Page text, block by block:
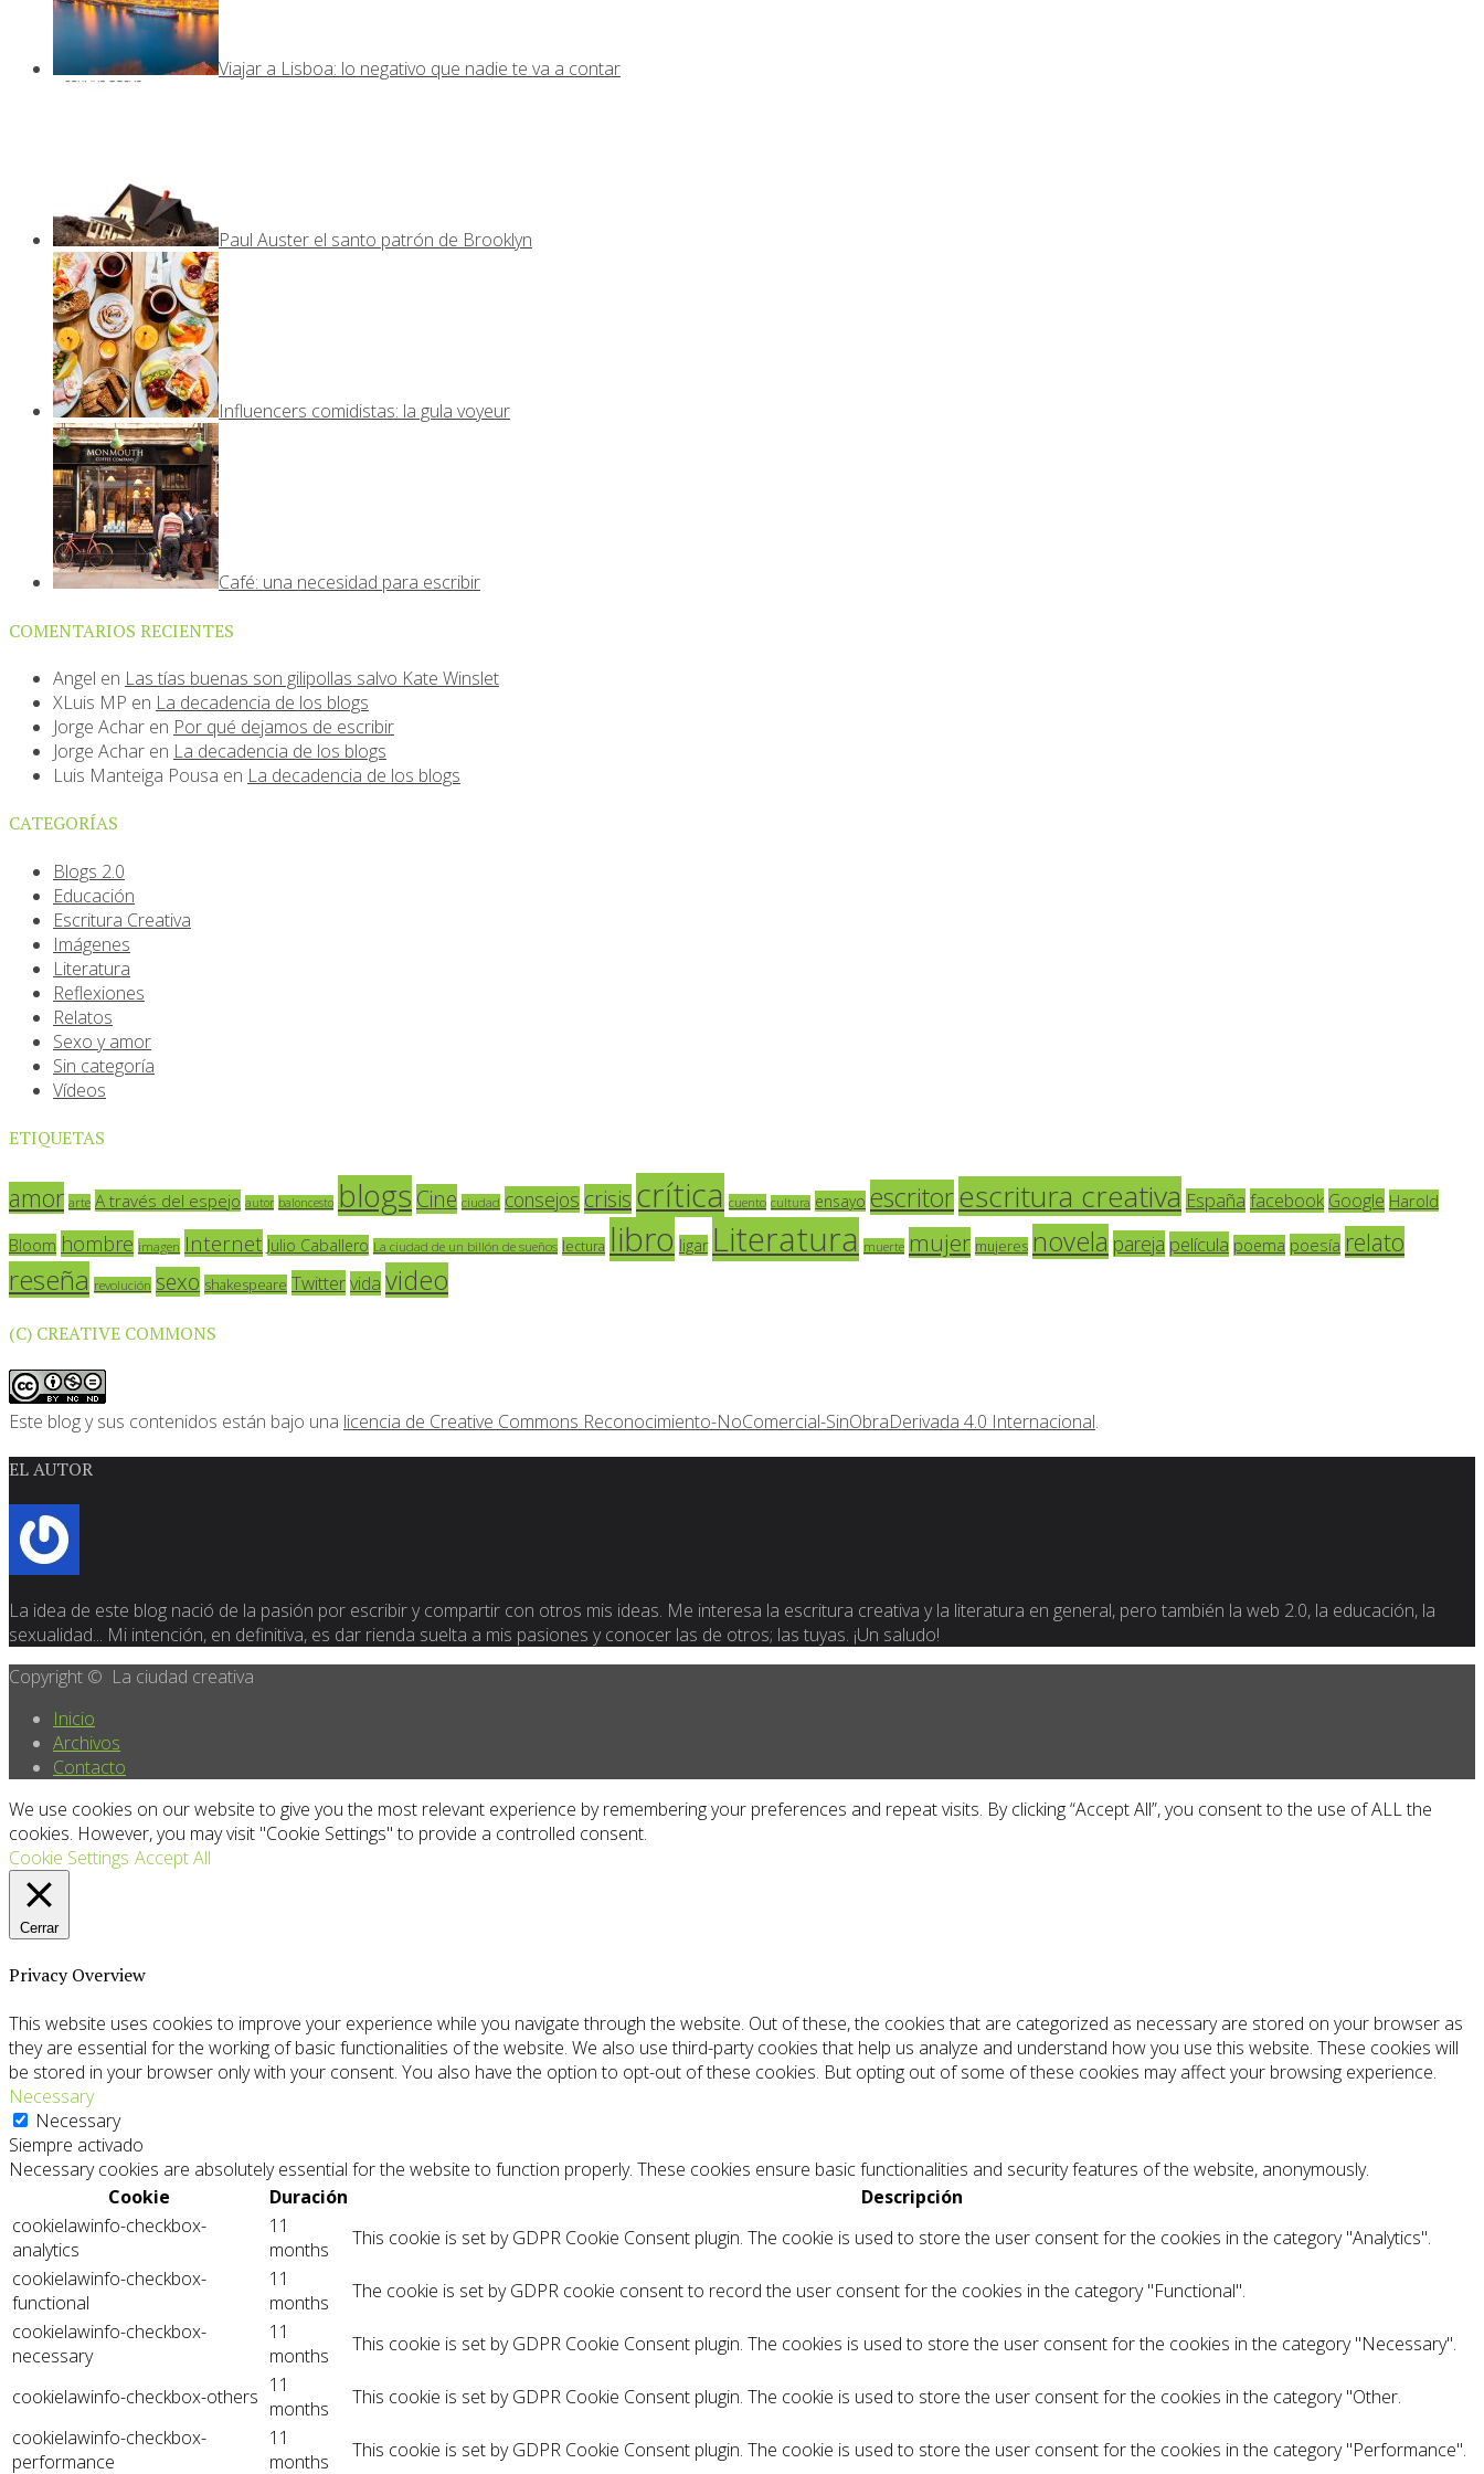
Viajar a Lisboa: lo negativo que nadie te va a contar
Paul Auster el santo patrón de Brooklyn
Influencers comidistas: la gula voyeur
Café: una necesidad para escribir
COMENTARIOS RECIENTES
Angel en Las tías buenas son gilipollas salvo Kate Winslet
XLuis MP en La decadencia de los blogs
Jorge Achar en Por qué dejamos de escribir
Jorge Achar en La decadencia de los blogs
Luis Manteiga Pousa en La decadencia de los blogs
CATEGORÍAS
Blogs 2.0
Educación
Escritura Creativa
Imágenes
Literatura
Reflexiones
Relatos
Sexo y amor
Sin categoría
Vídeos
ETIQUETAS
amor arte A través del espejo autor baloncesto blogs Cine ciudad consejos crisis crítica cuento cultura ensayo escritorescritura creativa España facebook Google Harold
Bloom hombre imagen Internet Julio Caballero La ciudad de un billón de sueños lectura libro ligar Literatura muerte mujer mujeres novela pareja película poema poesía relato
reseña revolución sexo shakespeare Twittervida video
(C) CREATIVE COMMONS
Este blog y sus contenidos están bajo una licencia de Creative Commons Reconocimiento-NoComercial-SinObraDerivada 4.0 Internacional.
EL AUTOR
La idea de este blog nació de la pasión por escribir y compartir con otros mis ideas. Me interesa la escritura creativa y la literatura en general, pero también la web 2.0, la educación, la
sexualidad... Mi intención, en definitiva, es dar rienda suelta a mis pasiones y conocer las de otros; las tuyas. ¡Un saludo!
Copyright © La ciudad creativa
Inicio
Archivos
Contacto
We use cookies on our website to give you the most relevant experience by remembering your preferences and repeat visits. By clicking “Accept All”, you consent to the use of ALL the
cookies. However, you may visit "Cookie Settings" to provide a controlled consent.
Cookie Settings Accept All
Cerrar
Privacy Overview
This website uses cookies to improve your experience while you navigate through the website. Out of these, the cookies that are categorized as necessary are stored on your browser as
they are essential for the working of basic functionalities of the website. We also use third-party cookies that help us analyze and understand how you use this website. These cookies will
be stored in your browser only with your consent. You also have the option to opt-out of these cookies. But opting out of some of these cookies may affect your browsing experience.
Necessary
Necessary
Siempre activado
Necessary cookies are absolutely essential for the website to function properly. These cookies ensure basic functionalities and security features of the website, anonymously.
Cookie
Duración
Descripción
cookielawinfo-checkbox-
analytics
11
months
This cookie is set by GDPR Cookie Consent plugin. The cookie is used to store the user consent for the cookies in the category "Analytics".
cookielawinfo-checkbox-
functional
11
months
The cookie is set by GDPR cookie consent to record the user consent for the cookies in the category "Functional".
cookielawinfo-checkbox-
necessary
11
months
This cookie is set by GDPR Cookie Consent plugin. The cookies is used to store the user consent for the cookies in the category "Necessary".
cookielawinfo-checkbox-others 11
months
This cookie is set by GDPR Cookie Consent plugin. The cookie is used to store the user consent for the cookies in the category "Other.
cookielawinfo-checkbox-
performance
11
months
This cookie is set by GDPR Cookie Consent plugin. The cookie is used to store the user consent for the cookies in the category "Performance".